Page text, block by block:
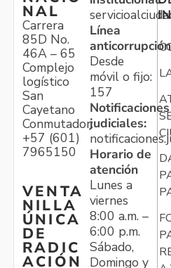
NAL
Carrera
85D No.
46A – 65
Complejo
logístico
San
Cayetano
Conmutador:
+57 (601)
7965150
VENTA
NILLA
ÚNICA
DE
RADIC
ACIÓN
Línea
Desde
móvil o fijo:
157
Notificaciones
judiciales:
Horario de
atención
Lunes a
viernes
8:00 a.m. –
6:00 p.m.
Sábado,
Domingo y